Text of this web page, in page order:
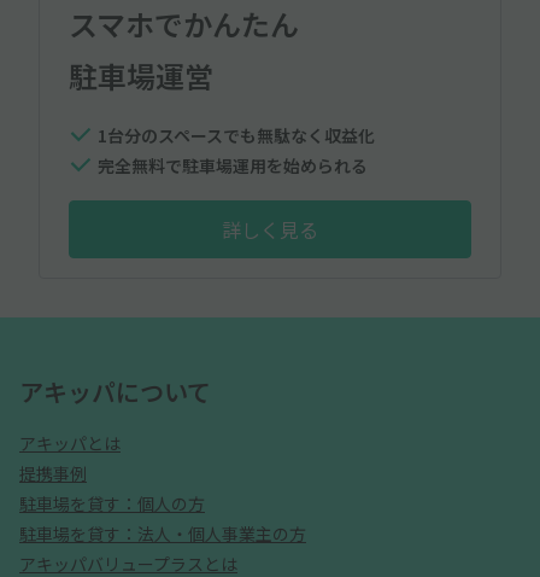
スマホでかんたん
駐車場運営
1台分のスペースでも無駄なく収益化
完全無料で駐車場運用を始められる
詳しく見る
アキッパについて
アキッパとは
提携事例
駐車場を貸す：個人の方
駐車場を貸す：法人・個人事業主の方
アキッパバリュープラスとは